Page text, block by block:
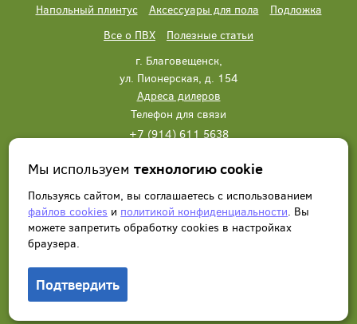
Напольный плинтус
Аксессуары для пола
Подложка
Все о ПВХ
Полезные статьи
г. Благовещенск,
ул. Пионерская, д. 154
Адреса дилеров
Телефон для связи
+7 (914) 611 5638
Написать нам Заказать звонок
Мы используемтехнологию cookie
Пользуясь сайтом, вы соглашаетесь с использованием
файлов cookies и политикой конфиденциальности. Вы
можете запретить обработку сookies в настройках
браузера.
Подтвердить